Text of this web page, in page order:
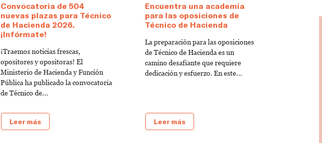
Convocatoria de 504
nuevas plazas para Técnico
de Hacienda 2026.
¡Infórmate!
¡Traemos noticias frescas,
opositores y opositoras! El
Ministerio de Hacienda y Función
Pública ha publicado la convocatoria
de Técnico de...
Leer más
Encuentra una academia
para las oposiciones de
Técnico de Hacienda
La preparación para las oposiciones
de Técnico de Hacienda es un
camino desafiante que requiere
dedicación y esfuerzo. En este...
Leer más